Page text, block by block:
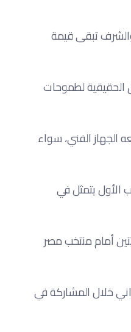
والشرف تبقى قيمة
الحقيقية لطموحات
الجهاز الفني، سواء
الأول يتمثل في
أمام منتخب مصر
خلال المشاركة في